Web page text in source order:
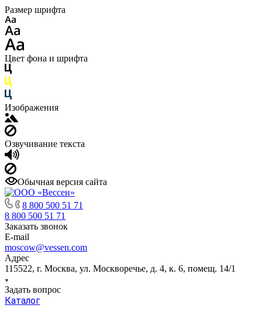
Размер шрифта
Цвет фона и шрифта
Изображения
Озвучивание текста
Обычная версия сайта
8 800 500 51 71
8 800 500 51 71
Заказать звонок
E-mail
moscow@vessen.com
Адрес
115522, г. Москва, ул. Москворечье, д. 4, к. 6, помещ. 14/1
Задать вопрос
Каталог